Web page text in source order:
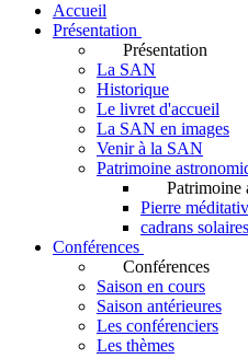
Accueil
Présentation
Présentation
La SAN
Historique
Le livret d'accueil
La SAN en images
Venir à la SAN
Patrimoine
Patrimoine
Pierre
cadrans solaires
Conférences
Conférences
Saison en cours
Saison antérieures
Les conférenciers
Les thèmes